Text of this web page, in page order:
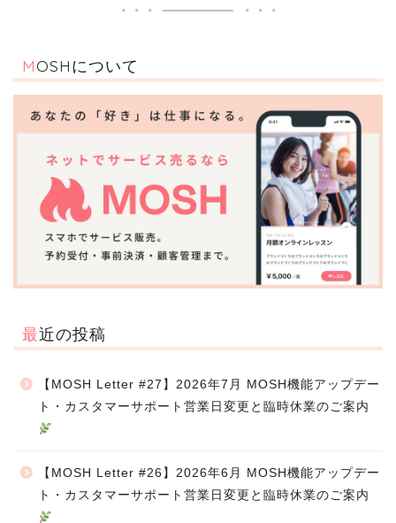
MOSHについて
最近の投稿
【MOSH Letter #27】2026年7月 MOSH機能アップデー
ト・カスタマーサポート営業日変更と臨時休業のご案内
【MOSH Letter #26】2026年6月 MOSH機能アップデー
ト・カスタマーサポート営業日変更と臨時休業のご案内